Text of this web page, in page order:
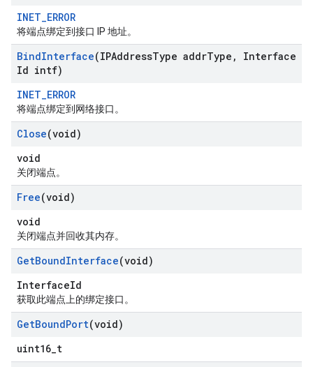
INET_ERROR
将端点绑定到接口 IP 地址。
BindInterface(IPAddressType addrType ,
Interface
Id intf)
INET_ERROR
将端点绑定到网络接口。
Close(void)
void
关闭端点。
Free(void)
void
关闭端点并回收其内存。
GetBoundInterface(void)
InterfaceId
获取此端点上的绑定接口。
GetBoundPort(void)
uint16_t